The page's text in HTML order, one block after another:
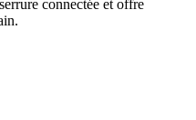
connectée et offre